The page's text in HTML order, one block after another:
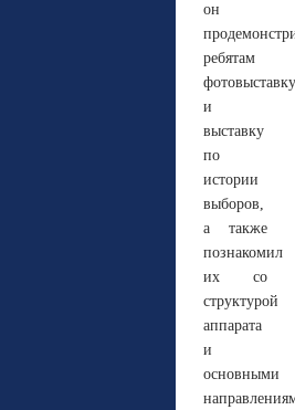
он
ребятам
фотовыставку
и
выставку
по
истории
выборов,
а также
познакомил
их со
структурой
аппарата
и
основными